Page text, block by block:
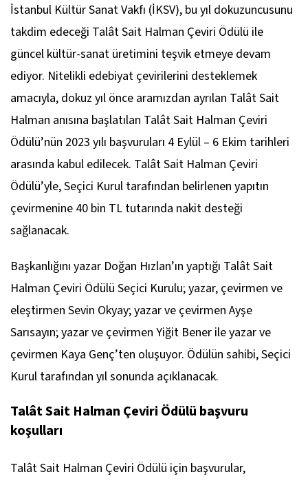
İstanbul Kültür Sanat Vakfı (İKSV), bu yıl dokuzuncusunu
takdim edeceği Talât Sait Halman Çeviri Ödülü ile
güncel kültür-sanat üretimini teşvik etmeye devam
ediyor. Nitelikli edebiyat çevirilerini desteklemek
amacıyla, dokuz yıl önce aramızdan ayrılan Talât Sait
Halman anısına başlatılan Talât Sait Halman Çeviri
Ödülü’nün 2023 yılı başvuruları 4 Eylül – 6 Ekim tarihleri
arasında kabul edilecek. Talât Sait Halman Çeviri
Ödülü’yle, Seçici Kurul tarafından belirlenen yapıtın
çevirmenine 40 bin TL tutarında nakit desteği
sağlanacak.
Başkanlığını yazar Doğan Hızlan’ın yaptığı Talât Sait
Halman Çeviri Ödülü Seçici Kurulu; yazar, çevirmen ve
eleştirmen Sevin Okyay; yazar ve çevirmen Ayşe
Sarısayın; yazar ve çevirmen Yiğit Bener ile yazar ve
çevirmen Kaya Genç’ten oluşuyor. Ödülün sahibi, Seçici
Kurul tarafından yıl sonunda açıklanacak.
Talât Sait Halman Çeviri Ödülü başvuru
koşulları
Talât Sait Halman Çeviri Ödülü için başvurular,